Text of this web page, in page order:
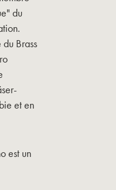
du
Brass
et en
est un